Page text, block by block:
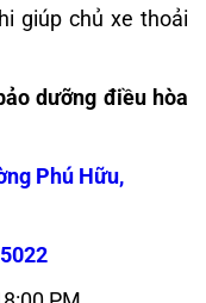
giúp chủ xe thoải
dưỡng điều hòa
Phú Hữu,